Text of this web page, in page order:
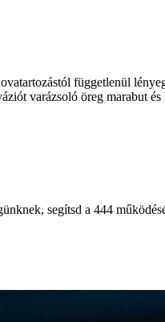
függetlenül
varázsoló öreg marabut
segítsd a 444